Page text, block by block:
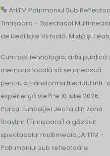
ArtTM Patrimoniul Sub
Timișoara – Spectacol Multimedia
de Realitate Virtuală, Mixtă și
Cum pot tehnologia, arta publică
memoria locală să se unească
pentru a transforma trecutul într-o
experiență vie?Pe 10 iulie 2026,
Parcul Fundației Jecza din zona
Braytim (Timișoara) a găzduit
spectacolul multimedia „ArtTM -
Patrimoniul sub reflectoare